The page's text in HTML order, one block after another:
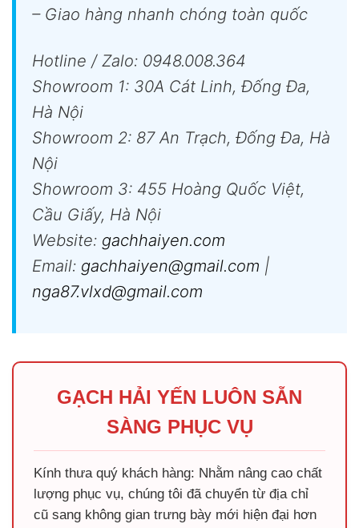
– Giao hàng nhanh chóng toàn quốc
Hotline / Zalo: 0948.008.364
Showroom 1: 30A Cát Linh, Đống Đa,
Hà Nội
Showroom 2: 87 An Trạch, Đống Đa, Hà
Nội
Showroom 3: 455 Hoàng Quốc Việt,
Cầu Giấy, Hà Nội
Website: gachhaiyen.com
Email: gachhaiyen@gmail.com |
nga87.vlxd@gmail.com
GẠCH HẢI YẾN LUÔN SẴN
SÀNG PHỤC VỤ
Kính thưa quý khách hàng: Nhằm nâng cao chất
lượng phục vụ, chúng tôi đã chuyển từ địa chỉ
cũ sang không gian trưng bày mới hiện đại hơn